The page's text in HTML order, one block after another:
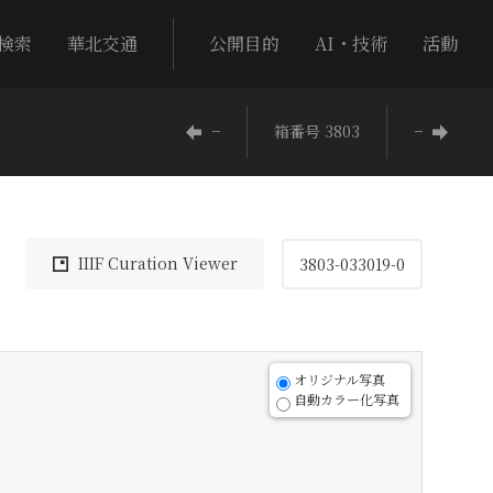
索 華北交通 公開目的 AI・技術 活動
− 箱番号 3803 −
IIIF Curation Viewer 3803-033019-0
オリジナル写真
自動カラー化写真